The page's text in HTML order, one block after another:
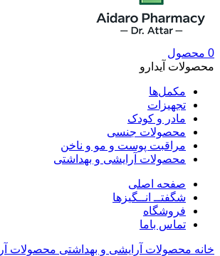
0 محصول
محصولات آیدارو
مکمل‌ها
تجهیزات
مادر و کودک
محصولات جنسی
مراقبت پوست و مو و ناخن
محصولات آرایشی و بهداشتی
صفحه اصلی
شگفتــ انــگیزها
فروشگاه
تماس باما
خانه محصولات آرایشی و بهداشتی محصولات